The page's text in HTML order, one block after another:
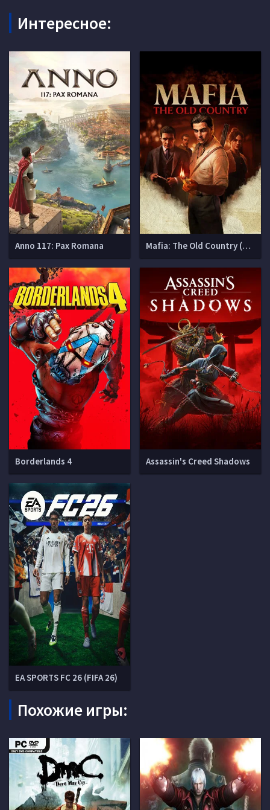
Интересное:
Anno 117: Pax Romana Mafia: The Old Country (Мафия 4)
Borderlands 4 Assassin's Creed Shadows
EA SPORTS FC 26 (FIFA 26)
Похожие игры: